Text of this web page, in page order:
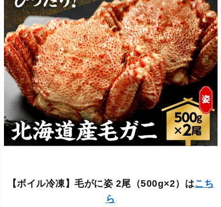
【ボイル冷凍】毛がに姿 2尾（500g×2）はこち
ら